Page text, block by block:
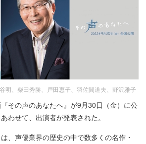
明、柴田秀勝、戸田恵子、羽佐間道夫、野沢雅子
その声のあなたへ』が9月30日（金）に公
わせて、出演者が発表された。
、声優業界の歴史の中で数多くの名作・